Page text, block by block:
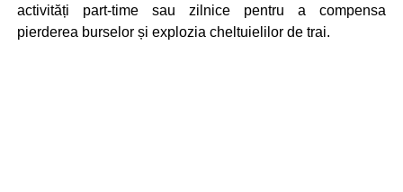
activități part-time sau zilnice pentru a compensa
pierderea burselor și explozia cheltuielilor de trai.